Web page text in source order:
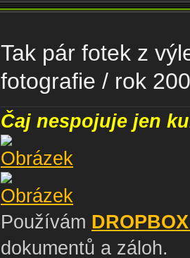
Tak pár fotek z
fotografie / rok
Čaj nespojuje jen
Používám
dokumentů a záloh.